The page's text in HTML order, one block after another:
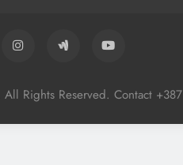
Rights Reserved. Contact +387